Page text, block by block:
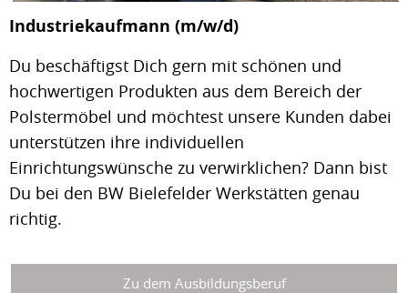
Industriekaufmann (m/w/d)
Du beschäftigst Dich gern mit schönen und
hochwertigen Produkten aus dem Bereich der
Polstermöbel und möchtest unsere Kunden dabei
unterstützen ihre individuellen
Einrichtungswünsche zu verwirklichen? Dann bist
Du bei den BW Bielefelder Werkstätten genau
richtig.
Zu dem Ausbildungsberuf